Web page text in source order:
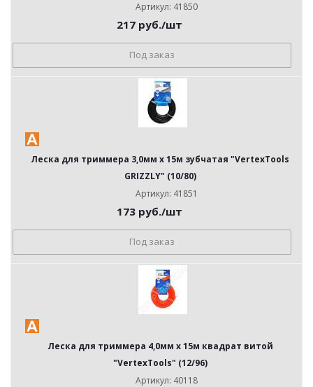
Артикул: 41850
217 руб./шт
Под заказ
Леска для триммера 3,0мм х 15м зубчатая "VertexTools
GRIZZLY" (10/80)
Артикул: 41851
173 руб./шт
Под заказ
Леска для триммера 4,0мм х 15м квадрат витой
"VertexTools" (12/96)
Артикул: 40118